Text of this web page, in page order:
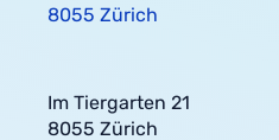
8055 Zürich
Im Tiergarten 21
8055 Zürich